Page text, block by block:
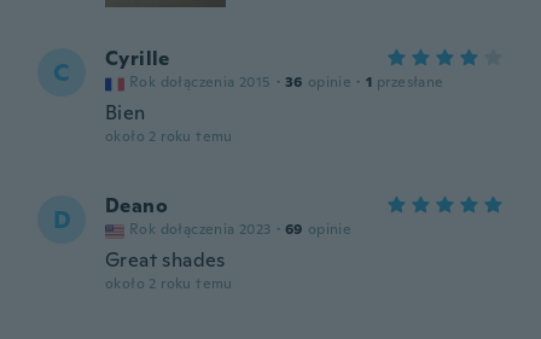
C Cyrille
Rok dołączenia 2015 · 36 opinie · 1 przesłane
Bien
około 2 roku temu
D Deano
Rok dołączenia 2023 · 69 opinie
Great shades
około 2 roku temu